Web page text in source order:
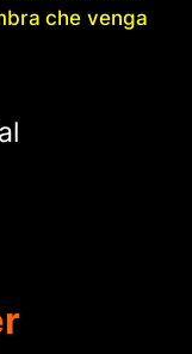
che venga